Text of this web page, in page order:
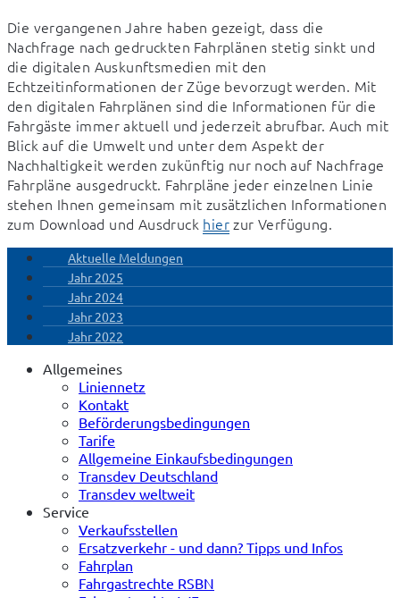
Die vergangenen Jahre haben gezeigt, dass die
Nachfrage nach gedruckten Fahrplänen stetig sinkt und
die digitalen Auskunftsmedien mit den
Echtzeitinformationen der Züge bevorzugt werden. Mit
den digitalen Fahrplänen sind die Informationen für die
Fahrgäste immer aktuell und jederzeit abrufbar. Auch mit
Blick auf die Umwelt und unter dem Aspekt der
Nachhaltigkeit werden zukünftig nur noch auf Nachfrage
Fahrpläne ausgedruckt. Fahrpläne jeder einzelnen Linie
stehen Ihnen gemeinsam mit zusätzlichen Informationen
zum Download und Ausdruck hier zur Verfügung.
Aktuelle Meldungen
Jahr 2025
Jahr 2024
Jahr 2023
Jahr 2022
Allgemeines
Liniennetz
Kontakt
Beförderungsbedingungen
Tarife
Allgemeine Einkaufsbedingungen
Transdev Deutschland
Transdev weltweit
Service
Verkaufsstellen
Ersatzverkehr - und dann? Tipps und Infos
Fahrplan
Fahrgastrechte RSBN